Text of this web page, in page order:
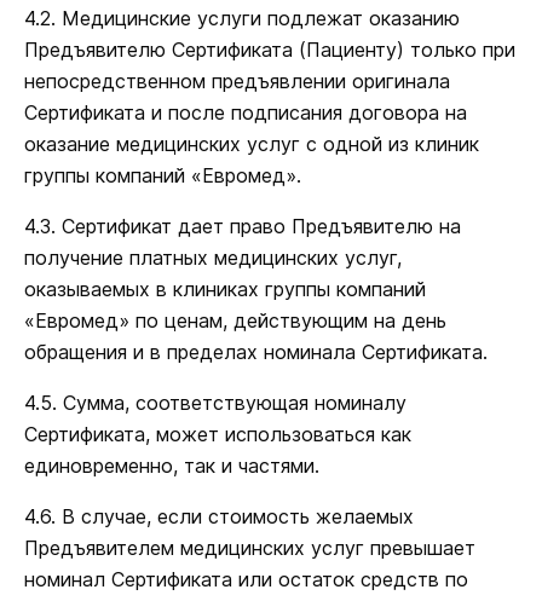
4.2. Медицинские услуги подлежат оказанию
Предъявителю Сертификата (Пациенту) только при
непосредственном предъявлении оригинала
Сертификата и после подписания договора на
оказание медицинских услуг с одной из клиник
группы компаний «Евромед».
4.3. Сертификат дает право Предъявителю на
получение платных медицинских услуг,
оказываемых в клиниках группы компаний
«Евромед» по ценам, действующим на день
обращения и в пределах номинала Сертификата.
4.5. Сумма, соответствующая номиналу
Сертификата, может использоваться как
единовременно, так и частями.
4.6. В случае, если стоимость желаемых
Предъявителем медицинских услуг превышает
номинал Сертификата или остаток средств по